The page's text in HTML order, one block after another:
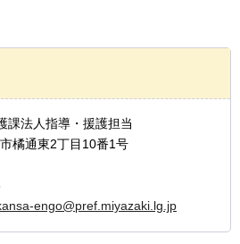
課法人指導・援護担当
橘通東2丁目10番1号
engo@pref.miyazaki.lg.jp